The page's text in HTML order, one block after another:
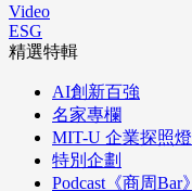
Video
ESG
精選特輯
AI創新百強
名家專欄
MIT-U 企業探照燈
特別企劃
Podcast《商周Bar》